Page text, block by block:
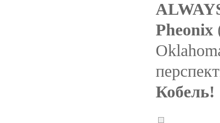
Pheonix
Кобель!